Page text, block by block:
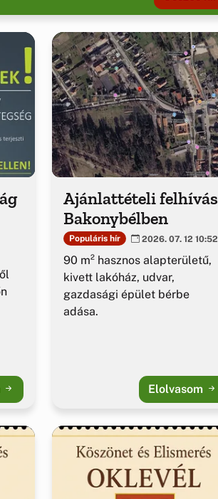
Ajánlattételi felhívás
Bakonybélben
Populáris hír 2026. 07. 12 10:52
90 m² hasznos alapterületű,
kivett lakóház, udvar,
gazdasági épület bérbe
adása.
Elolvasom